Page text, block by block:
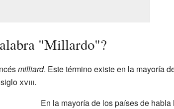
"Millardo"?
milliard. Este término existe en la mayoría
xviii.
En la mayoría de los países de